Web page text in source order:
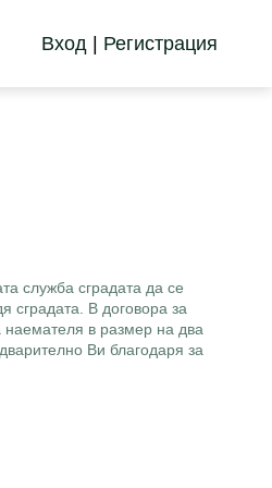
Вход | Регистрация
служба сградата да се
сградата. В договора за
наемателя в размер на два
Ви благодаря за